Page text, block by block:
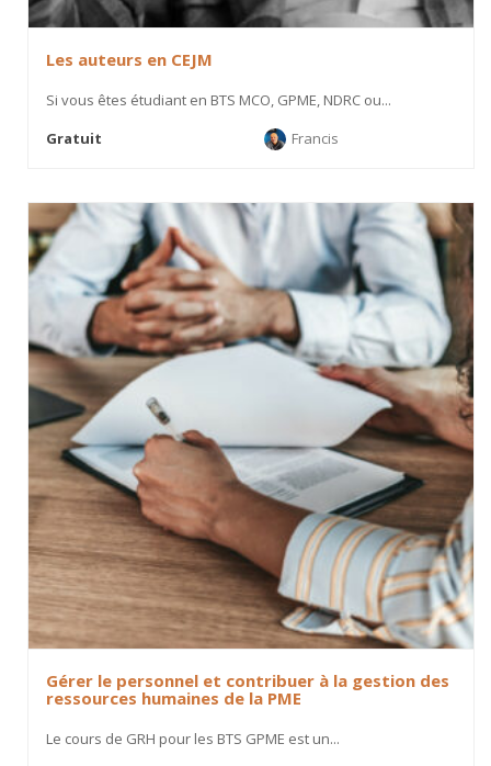
Les auteurs en CEJM
Si vous êtes étudiant en BTS MCO, GPME, NDRC ou...
Gratuit
Francis
Gérer le personnel et contribuer à la gestion des
ressources humaines de la PME
Le cours de GRH pour les BTS GPME est un...